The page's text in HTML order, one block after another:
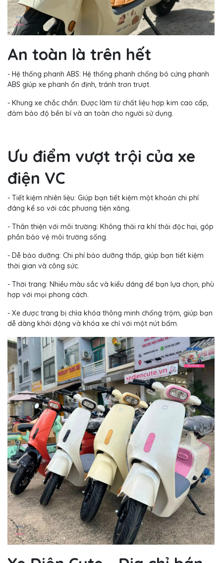
An toàn là trên hết
- Hệ thống phanh ABS: Hệ thống phanh chống bó cứng phanh
ABS giúp xe phanh ổn định, tránh trơn trượt.
- Khung xe chắc chắn: Được làm từ chất liệu hợp kim cao cấp,
đảm bảo độ bền bỉ và an toàn cho người sử dụng.
Ưu điểm vượt trội của xe
điện VC
- Tiết kiệm nhiên liệu: Giúp bạn tiết kiệm một khoản chi phí
đáng kể so với các phương tiện xăng.
- Thân thiện với môi trường: Không thải ra khí thải độc hại, góp
phần bảo vệ môi trường sống.
- Dễ bảo dưỡng: Chi phí bảo dưỡng thấp, giúp bạn tiết kiệm
thời gian và công sức.
- Thời trang: Nhiều màu sắc và kiểu dáng để bạn lựa chọn, phù
hợp với mọi phong cách.
- Xe được trang bị chìa khóa thông minh chống trộm, giúp bạn
dễ dàng khởi động và khóa xe chỉ với một nút bấm.